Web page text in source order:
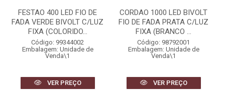
FESTAO 400 LED FIO DE
FADA VERDE BIVOLT C/LUZ
FIXA (COLORIDO...
Código: 99344002
Embalagem: Unidade de
Venda\1
VER PREÇO
CORDAO 1000 LED BIVOLT
FIO DE FADA PRATA C/LUZ
FIXA (BRANCO ...
Código: 98792001
Embalagem: Unidade de
Venda\1
VER PREÇO